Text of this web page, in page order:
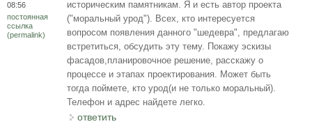
08:56
постоянная
ссылка
(permalink)
историческим памятникам. Я и есть автор проекта
("моральный урод"). Всех, кто интересуется
вопросом появления данного "шедевра", предлагаю
встретиться, обсудить эту тему. Покажу эскизы
фасадов,планировочное решение, расскажу о
процессе и этапах проектирования. Может быть
тогда поймете, кто урод(и не только моральный).
Телефон и адрес найдете легко.
ответить